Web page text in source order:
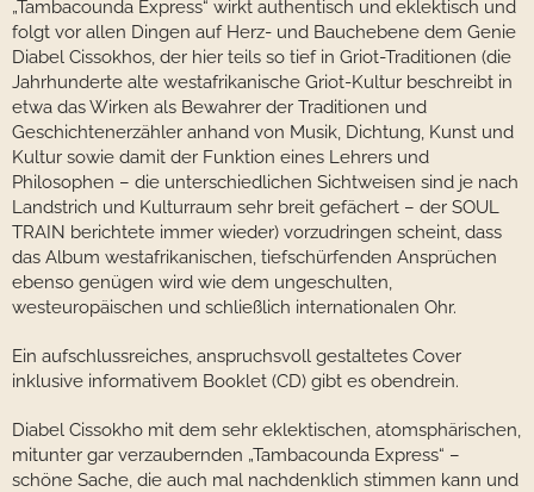
„Tambacounda Express“ wirkt authentisch und eklektisch und
folgt vor allen Dingen auf Herz- und Bauchebene dem Genie
Diabel Cissokhos, der hier teils so tief in Griot-Traditionen (die
Jahrhunderte alte westafrikanische Griot-Kultur beschreibt in
etwa das Wirken als Bewahrer der Traditionen und
Geschichtenerzähler anhand von Musik, Dichtung, Kunst und
Kultur sowie damit der Funktion eines Lehrers und
Philosophen – die unterschiedlichen Sichtweisen sind je nach
Landstrich und Kulturraum sehr breit gefächert – der SOUL
TRAIN berichtete immer wieder) vorzudringen scheint, dass
das Album westafrikanischen, tiefschürfenden Ansprüchen
ebenso genügen wird wie dem ungeschulten,
westeuropäischen und schließlich internationalen Ohr.
Ein aufschlussreiches, anspruchsvoll gestaltetes Cover
inklusive informativem Booklet (CD) gibt es obendrein.
Diabel Cissokho mit dem sehr eklektischen, atomsphärischen,
mitunter gar verzaubernden „Tambacounda Express“ –
schöne Sache, die auch mal nachdenklich stimmen kann und